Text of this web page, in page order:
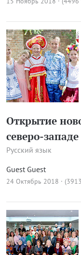
Открытие
северо-
Русский язык
Guest Guest
24 Октябрь 2018 ·